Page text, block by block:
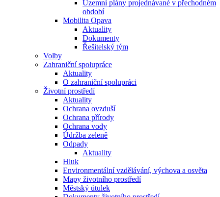
Územní plány projednávané v přechodném
období
Mobilita Opava
Aktuality
Dokumenty
Řešitelský tým
Volby
Zahraniční spolupráce
Aktuality
O zahraniční spolupráci
Životní prostředí
Aktuality
Ochrana ovzduší
Ochrana přírody
Ochrana vody
Údržba zeleně
Odpady
Aktuality
Hluk
Environmentální vzdělávání, výchova a osvěta
Mapy životního prostředí
Městský útulek